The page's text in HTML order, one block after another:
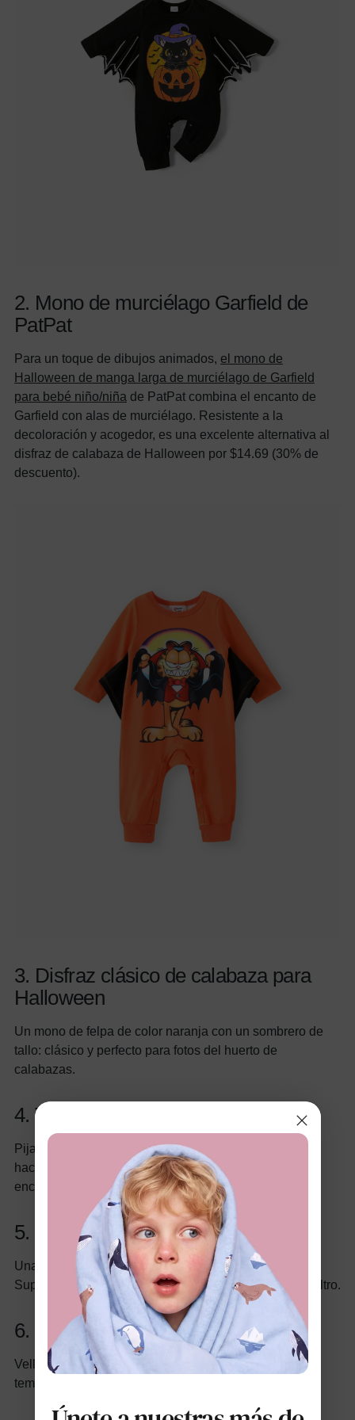
2. Mono de murciélago Garfield de
PatPat
Para un toque de dibujos animados, el mono de
Halloween de manga larga de murciélago de Garfield
para bebé niño/niña de PatPat combina el encanto de
Garfield con alas de murciélago. Resistente a la
decoloración y acogedor, es una excelente alternativa al
disfraz de calabaza de Halloween por $14.69 (30% de
descuento).
3. Disfraz clásico de calabaza para
Halloween
Un mono de felpa de color naranja con un sombrero de
tallo: clásico y perfecto para fotos del huerto de
calabazas.
4. Traje de fantasma pequeño
Pijama blanco con ojos que brillan en la oscuridad; se
hace fácilmente con sábanas viejas para lograr un
encanto fantasmal.
5. Mini capa de superhéroe
Una capa sobre un mono: piensa en un pequeño
Superman o la Mujer Maravilla con una máscara de fieltro.
6. Mono de oveja esponjoso
Vellón blanco con orejas y cola negras, ideal para una
temática de granja y miedo.